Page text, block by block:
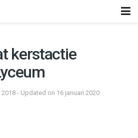
kerstactie
- Updated on 16 januari 2020